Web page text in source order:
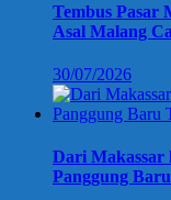
Tembus Pasar
Asal Malang
30/07/2026
Dari Makassar
Panggung